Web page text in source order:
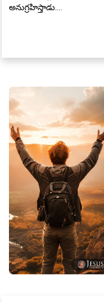
అనుగ్రహిస్తాడు....